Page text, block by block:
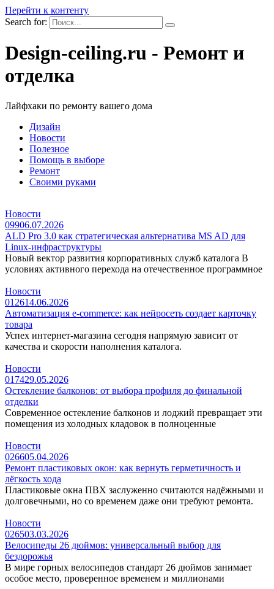
Перейти к контенту
Search for:
Design-ceiling.ru - Ремонт и
отделка
Лайфхаки по ремонту вашего дома
Дизайн
Новости
Полезное
Помощь в выборе
Ремонт
Своими руками
Новости
09906.07.2026
ALD Pro 3.0 как стратегическая альтернатива MS AD для
Linux-инфраструктуры
Новый вектор развития корпоративных служб каталога В
условиях активного перехода на отечественное программное
Новости
012614.06.2026
Автоматизация e-commerce: как нейросеть создает карточку
товара
Успех интернет-магазина сегодня напрямую зависит от
качества и скорости наполнения каталога.
Новости
017429.05.2026
Остекление балконов: от выбора профиля до финальной
отделки
Современное остекление балконов и лоджий превращает эти
помещения из холодных кладовок в полноценные
Новости
026605.04.2026
Ремонт пластиковых окон: как вернуть герметичность и
лёгкость хода
Пластиковые окна ПВХ заслуженно считаются надёжными и
долговечными, но со временем даже они требуют ремонта.
Новости
026503.03.2026
Велосипеды 26 дюймов: универсальный выбор для
бездорожья
В мире горных велосипедов стандарт 26 дюймов занимает
особое место, проверенное временем и миллионами